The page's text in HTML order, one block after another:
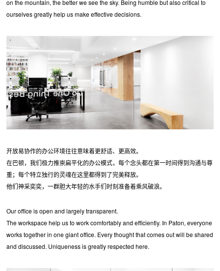
on the mountain, the better we see the sky. Being humble but also critical to
ourselves greatly help us make effective decisions.
开放易协作的办公环境往往意味着更舒适、更高效。
在巴顿，我们极力推崇扁平化的办公模式，每个念头都在第一时间得到沟通与尊
重；每个特立独行的灵魂在这里都得到了完美释放。
他们神采奕奕，一群胆大年轻的水手们时刻准备着乘风破浪。
Our office is open and largely transparent.
The workspace help us to work comfortably and efficiently. In Paton, everyone
works together in one giant office. Every thought that comes out will be shared
and discussed. Uniqueness is greatly respected here.